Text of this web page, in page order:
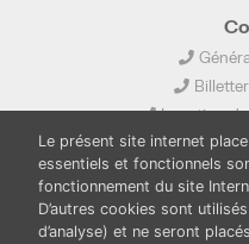
Location de
Le présent site internet
essentiels et fonctionnels
fonctionnement du site
D’autres cookies sont
d’analyse) et ne seront